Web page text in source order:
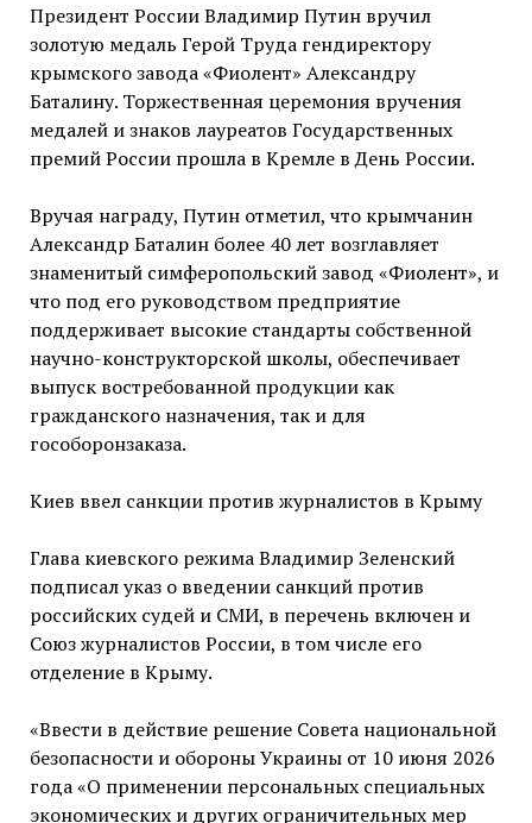
Президент России Владимир Путин вручил
золотую медаль Герой Труда гендиректору
крымского завода «Фиолент» Александру
Баталину. Торжественная церемония вручения
медалей и знаков лауреатов Государственных
премий России прошла в Кремле в День России.
Вручая награду, Путин отметил, что крымчанин
Александр Баталин более 40 лет возглавляет
знаменитый симферопольский завод «Фиолент», и
что под его руководством предприятие
поддерживает высокие стандарты собственной
научно-конструкторской школы, обеспечивает
выпуск востребованной продукции как
гражданского назначения, так и для
гособоронзаказа.
Киев ввел санкции против журналистов в Крыму
Глава киевского режима Владимир Зеленский
подписал указ о введении санкций против
российских судей и СМИ, в перечень включен и
Союз журналистов России, в том числе его
отделение в Крыму.
«Ввести в действие решение Совета национальной
безопасности и обороны Украины от 10 июня 2026
года «О применении персональных специальных
экономических и других ограничительных мер